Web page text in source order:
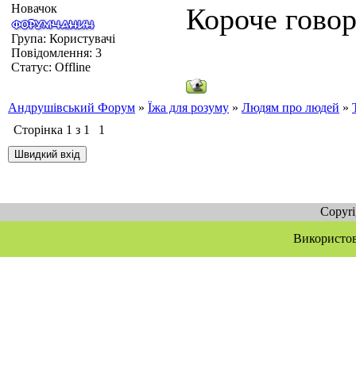
Новачок
Група: Користувачі
Повідомлення: 3
Статус: Offline
Короче
Андрушівський Форум » Їжа для розуму » Людям про людей »
Сторінка 1 з 1 1